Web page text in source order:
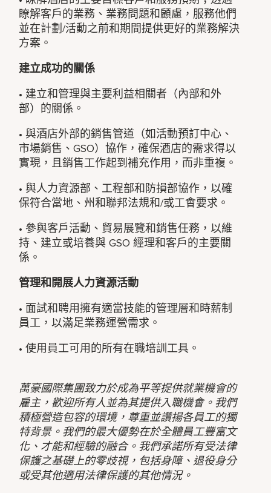
瞭解客戶的業務、業務問題和顧慮，服務他們
並在計劃/活動之前和期間提供更好的業務解決
方案。
建立成功的關係
• 建立和管理與主要利益相關者（內部和外
部）的關係。
• 與酒店外部的銷售管道（如活動預訂中心、
市場銷售、GSO）協作，確保酒店的需求得以
實現，且銷售工作起到補充作用，而非重複。
• 與人力資源部、工程部和防損部協作，以確
保符合當地、州和聯邦法規和/或工會要求。
• 參與客戶活動、貿易展覽和銷售任務，以維
持、建立或培養與 GSO 經理和客戶的主要關
係。
管理和開展人力資源活動
• 面試和聘用擁有適當技能的管理層和時薪制
員工，以滿足業務運營需求。
• 使用員工可用的所有在職培訓工具。
萬豪國際集團致力於成為平等提供就業機會的
雇主，歡迎所有人並為其提供入職機會。我們
積極營造包容的環境，尊重並讚揚各員工的獨
特背景。我們的最大優勢在於全體員工豐富文
化、才能和經驗的融合。我們承諾所有受法律
保護之基礎上的零歧視，包括身障、退役身分
或受其他適用法律保護的其他情況。